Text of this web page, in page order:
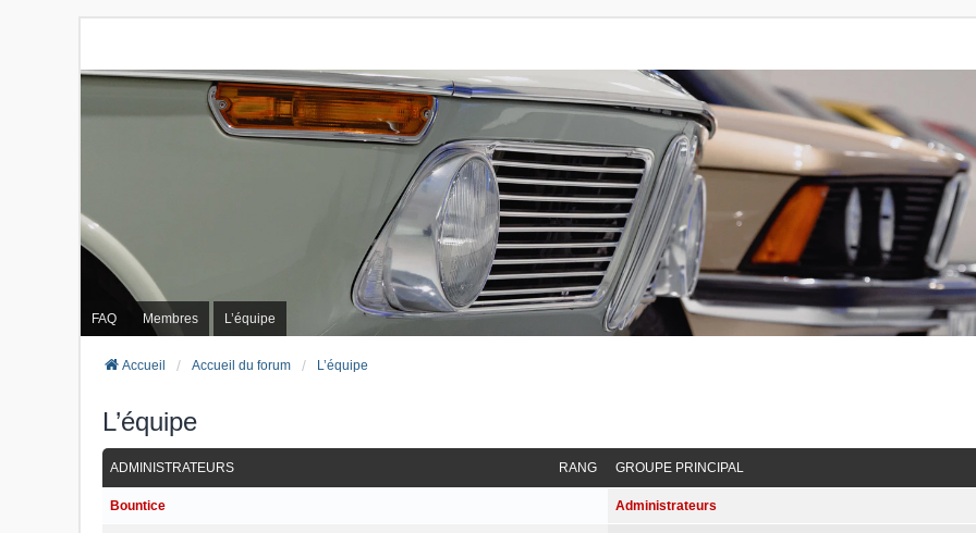
FAQ Membres L’équipe
Accueil Accueil du forum L’équipe
L’équipe
RANG
ADMINISTRATEURS GROUPE PRINCIPAL
Bountice Administrateurs